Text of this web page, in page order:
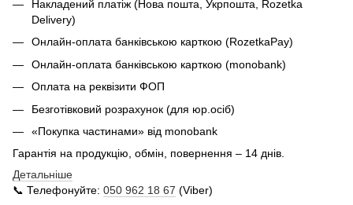
Накладений платіж (Нова пошта, Укрпошта, Rozetka
Delivery)
Онлайн-оплата банківською карткою (RozetkaPay)
Онлайн-оплата банківською карткою (monobank)
Оплата на реквізити ФОП
Безготівковий розрахунок (для юр.осіб)
«Покупка частинами» від monobank
Гарантія на продукцію, обмін, повернення – 14 днів.
Детальніше
📞 Телефонуйте: 050 962 18 67 (Viber)